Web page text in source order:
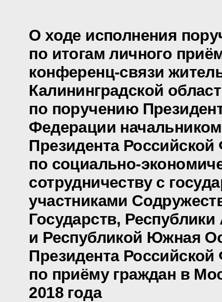
О ходе исполнения
по итогам личного
конференц-связи
Калининградской
по поручению
Федерации
Президента
по социально-
сотрудничеству с
участниками
Государств, Республики
и Республикой Южная
Президента
по приёму граждан в
2018 года